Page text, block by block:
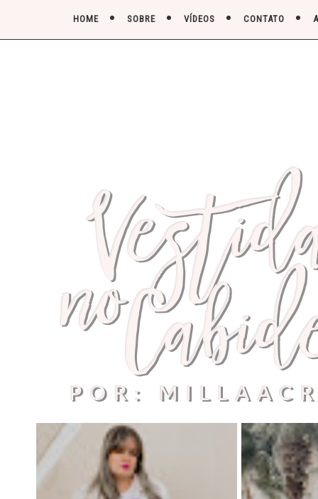
HOME SOBRE VÍDEOS CONTATO